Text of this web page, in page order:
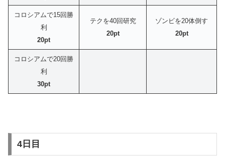
コロシアムで15回勝
利
20pt
テクを40回研究
20pt
ゾンビを20体倒す
20pt
コロシアムで20回勝
利
30pt
4日目